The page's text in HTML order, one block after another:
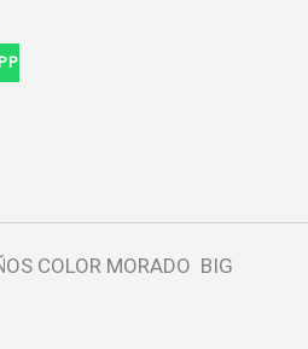
COLOR MORADO BIG